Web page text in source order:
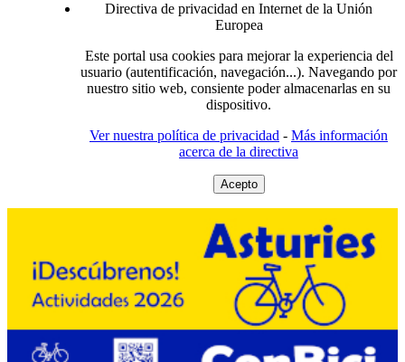
Directiva de privacidad en Internet de la Unión
Europea
Este portal usa cookies para mejorar la experiencia del
usuario (autentificación, navegación...). Navegando por
nuestro sitio web, consiente poder almacenarlas en su
dispositivo.
Ver nuestra política de privacidad - Más información
acerca de la directiva
Acepto